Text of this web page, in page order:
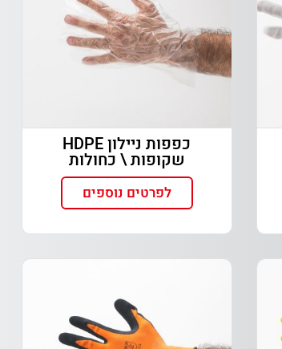
כפפות ניילון HDPE
שקופות \ כחולות
לפרטים נוספים